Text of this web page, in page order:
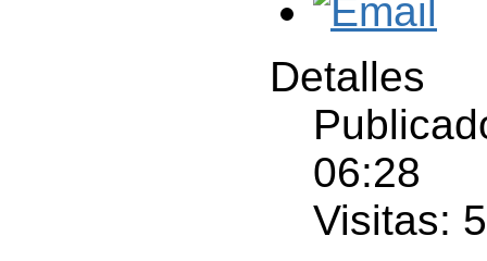
Detalles
06:28
Visitas: